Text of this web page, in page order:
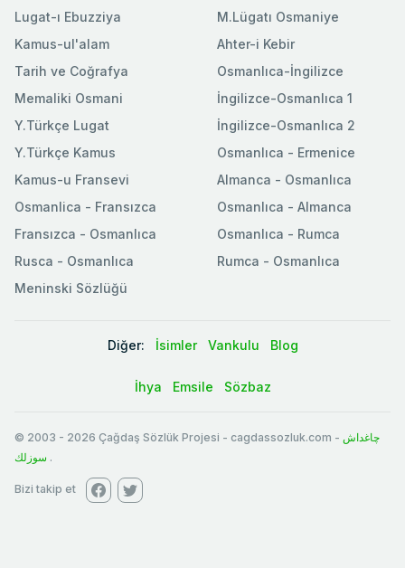
Lugat-ı Ebuzziya
M.Lügatı Osmaniye
Kamus-ul'alam
Tarih ve Coğrafya
Memaliki Osmani
Y.Türkçe Lugat
Y.Türkçe Kamus
Ahter-i Kebir
Osmanlıca-İngilizce
İngilizce-Osmanlıca 1
İngilizce-Osmanlıca 2
Osmanlıca - Ermenice
Kamus-u Fransevi
Osmanlica - Fransızca
Fransızca - Osmanlıca
Rusca - Osmanlıca
Meninski Sözlüğü
Almanca - Osmanlıca
Osmanlıca - Almanca
Osmanlıca - Rumca
Rumca - Osmanlıca
Diğer: İsimler Vankulu Blog
İhya Emsile Sözbaz
© 2003 - 2026 Çağdaş Sözlük Projesi - cagdassozluk.com - چاغداش
سوزلك .
Bizi takip et